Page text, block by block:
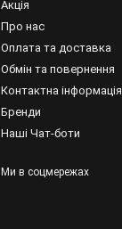
Акція
Про нас
Оплата та доставка
Обмін та повернення
Контактна інформація
Бренди
Наші Чат-боти
Ми в соцмережах